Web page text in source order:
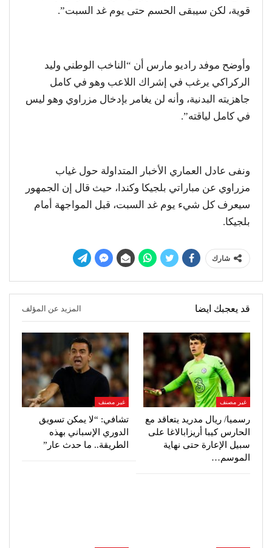
قوية، لكن سيبقى الحسم حتى يوم غد السبت”.
وأوضح موفد راديو مارس أن “الناخب الوطني وليد
الركراكي يرغب في إشراك اللاعب وهو في كامل
جاهزيته البدنية، وأنه لن يغامر بإدخال مزراوي وهو ليس
في كامل لياقته”.
ونفى عادل العماري الأخبار المتداولة حول غياب
مزراوي عن مباراتي بلجيكا وكندا، حيث قال إن الجمهور
سيعرف كل شيء يوم غد السبت، قبل المواجهة أمام
بلجيكا.
شارك
قد يعجبك ايضا المزيد عن المؤلف
غير مصنف
رسميا/ ريال مدريد يتعاقد مع
الحارس كيبا أريزابالاغا على
سبيل الإعارة حتى نهاية
الموسم…
غير مصنف
تشافي: “لا يمكن تسويق
الدوري الإسباني بهذه
الطريقة.. ما حدث عار”